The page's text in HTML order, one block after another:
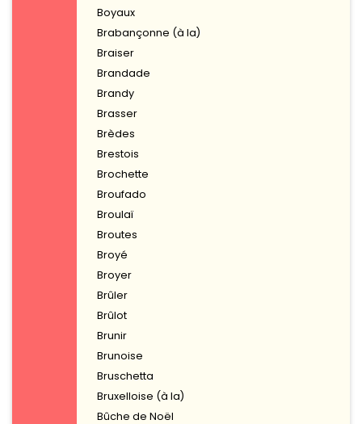
Boyaux
Brabançonne (à la)
Braiser
Brandade
Brandy
Brasser
Brèdes
Brestois
Brochette
Broufado
Broulaï
Broutes
Broyé
Broyer
Brûler
Brûlot
Brunir
Brunoise
Bruschetta
Bruxelloise (à la)
Bûche de Noël